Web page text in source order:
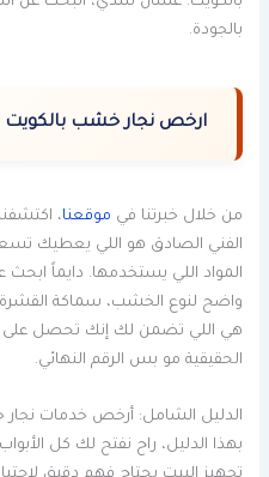
بالجودة.
ارخص نجار خشب بالكويت
من خلال خبرتنا في موقعنا،
الفني الصادق هو اللي يعطيك
المواد اللي يستخدمها. دايماً
واضح لنوع الخشب، سماكة
هي اللي تضمن لك إنك تحصل على
الحقيقية مو بس الرقم النهائي.
الدليل الشامل: أرخص خدمات
بهذا الدليل، راح نفتح لك كل